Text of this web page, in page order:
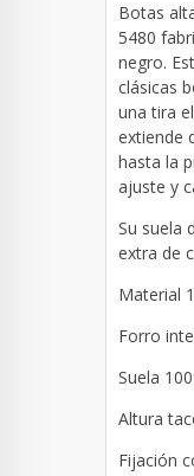
Botas
5480
negro.
clásicas
una tira
extiende
hasta la
ajuste y
Su suela
extra de
Material
Forro
Suela
Altura
Fijación